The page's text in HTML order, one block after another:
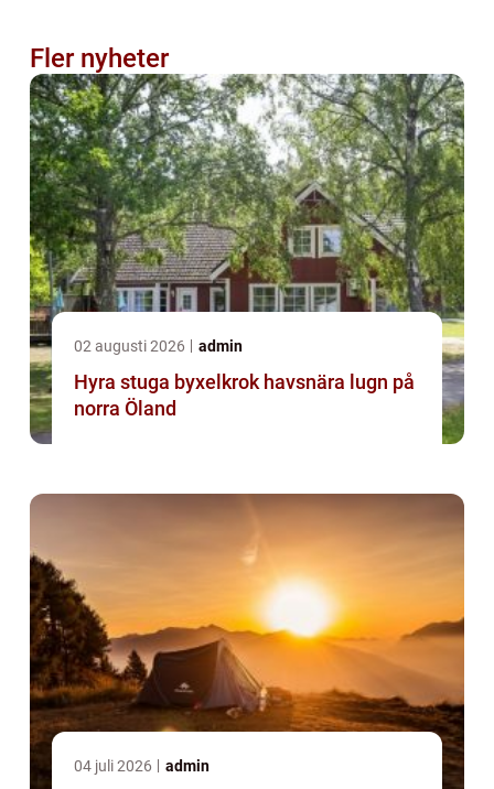
Fler nyheter
02 augusti 2026 admin
Hyra stuga byxelkrok havsnära lugn på
norra Öland
04 juli 2026 admin